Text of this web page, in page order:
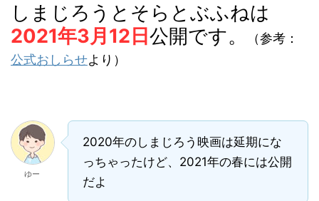
しまじろうとそらとぶふねは
2021年3月12日公開です。
（参考：
公式おしらせより）
ゆー
2020年のしまじろう映画は延期にな
っちゃったけど、2021年の春には公開
だよ